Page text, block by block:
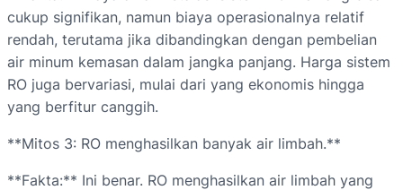
cukup signifikan, namun biaya operasionalnya relatif
rendah, terutama jika dibandingkan dengan pembelian
air minum kemasan dalam jangka panjang. Harga sistem
RO juga bervariasi, mulai dari yang ekonomis hingga
yang berfitur canggih.
**Mitos 3: RO menghasilkan banyak air limbah.**
**Fakta:** Ini benar. RO menghasilkan air limbah yang